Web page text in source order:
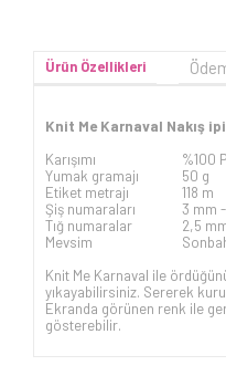
Ürün Özellikleri
Knit Me Karnaval Nakış ipi
Karışımı
%100
Yumak gramajı
50 g
Etiket metrajı
118 m
Şiş numaraları
3 mm -
Tığ numaralar
2,5
Mevsim
Knit Me Karnaval ile
yıkayabilirsiniz. Sererek
Ekranda görünen renk ile
gösterebilir.